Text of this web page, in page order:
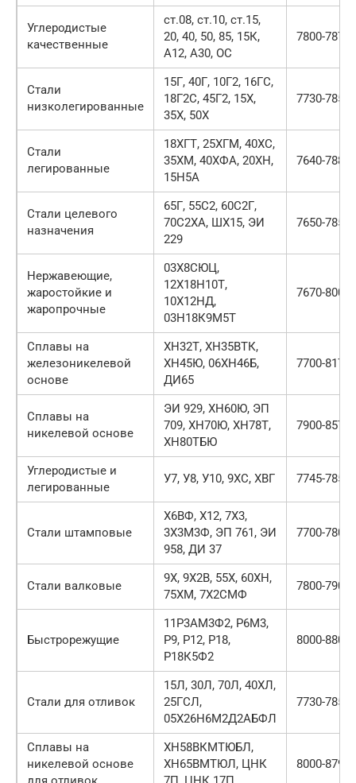
Углеродистые
качественные
ст.08, ст.10, ст.15,
20, 40, 50, 85, 15К,
А12, А30, ОС
7800-7870
Стали
низколегированные
15Г, 40Г, 10Г2, 16ГС,
18Г2С, 45Г2, 15Х,
35Х, 50Х
7730-7850
Стали
легированные
18ХГТ, 25ХГМ, 40ХС,
35ХМ, 40ХФА, 20ХН,
15Н5А
7640-7880
Стали целевого
назначения
65Г, 55С2, 60С2Г,
70С2ХА, ШХ15, ЭИ
229
7650-7850
Нержавеющие,
жаростойкие и
жаропрочные
03Х8СЮЦ,
12Х18Н10Т,
10Х12НД,
03Н18К9М5Т
7670-8000
Сплавы на
железоникелевой
основе
ХН32Т, ХН35ВТК,
ХН45Ю, 06ХН46Б,
ДИ65
7700-8170
Сплавы на
никелевой основе
ЭИ 929, ХН60Ю, ЭП
709, ХН70Ю, ХН78Т,
ХН80ТБЮ
7900-8570
Углеродистые и
легированные
У7, У8, У10, 9ХС, ХВГ 7745-7850
Стали штамповые
Х6ВФ, Х12, 7Х3,
3Х3М3Ф, ЭП 761, ЭИ
958, ДИ 37
7700-7800
Стали валковые
9Х, 9Х2В, 55Х, 60ХН,
75ХМ, 7Х2СМФ
7800-7900
Быстрорежущие
11Р3АМ3Ф2, Р6М3,
Р9, Р12, Р18,
Р18К5Ф2
8000-8800
Стали для отливок
15Л, 30Л, 70Л, 40ХЛ,
25ГСЛ,
05Х26Н6М2Д2АБФЛ
7730-7850
Сплавы на
никелевой основе
ХН58ВКМТЮБЛ,
ХН65ВМТЮЛ, ЦНК
8000-8790